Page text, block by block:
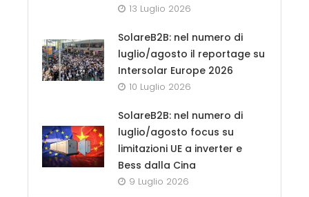
13 Luglio 2026
SolareB2B: nel numero di
luglio/agosto il reportage su
Intersolar Europe 2026
10 Luglio 2026
SolareB2B: nel numero di
luglio/agosto focus su
limitazioni UE a inverter e
Bess dalla Cina
9 Luglio 2026